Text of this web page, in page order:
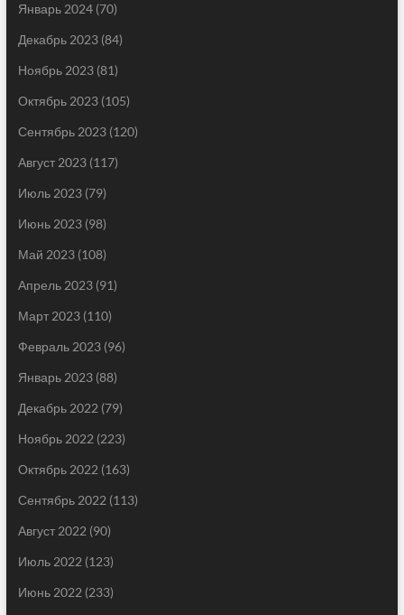
Январь 2024(70)
Декабрь 2023(84)
Ноябрь 2023(81)
Октябрь 2023(105)
Сентябрь 2023(120)
Август 2023(117)
Июль 2023(79)
Июнь 2023(98)
Май 2023(108)
Апрель 2023(91)
Март 2023(110)
Февраль 2023(96)
Январь 2023(88)
Декабрь 2022 (79)
Ноябрь 2022 (223)
Октябрь 2022 (163)
Сентябрь 2022 (113)
Август 2022 (90)
Июль 2022 (123)
Июнь 2022 (233)